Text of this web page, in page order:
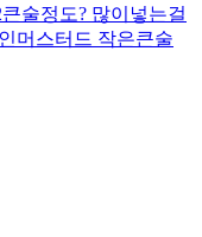
술정도? 많이넣는걸
머스터드 작은큰술